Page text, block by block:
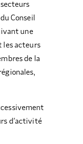
Conseil
une
les acteurs
de la
d’activité